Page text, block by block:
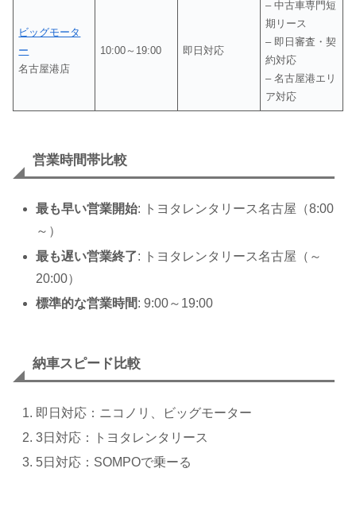
ビッグモータ
ー
名古屋港店
10:00～19:00 即日対応
– 中古車専門短
期リース
– 即日審査・契
約対応
– 名古屋港エリ
ア対応
営業時間帯比較
最も早い営業開始: トヨタレンタリース名古屋（8:00
～）
最も遅い営業終了: トヨタレンタリース名古屋（～
20:00）
標準的な営業時間: 9:00～19:00
納車スピード比較
即日対応：ニコノリ、ビッグモーター
3日対応：トヨタレンタリース
5日対応：SOMPOで乗ーる